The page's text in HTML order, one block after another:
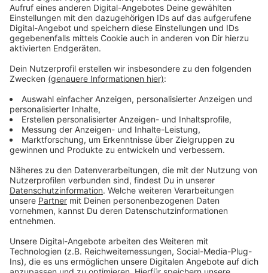
angeboten werden.
Anzeige
Unterschiede in anderen Städten
In anderen großen Städten sind die Unterschiede noch
größer. InBerlinist der angebotene Quadratmeterpreis
Anzeige
Anzeige